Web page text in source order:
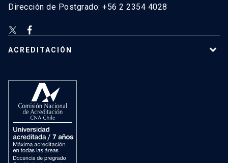
Dirección de Postgrado: +56 2 2354 4028
ACREDITACIÓN